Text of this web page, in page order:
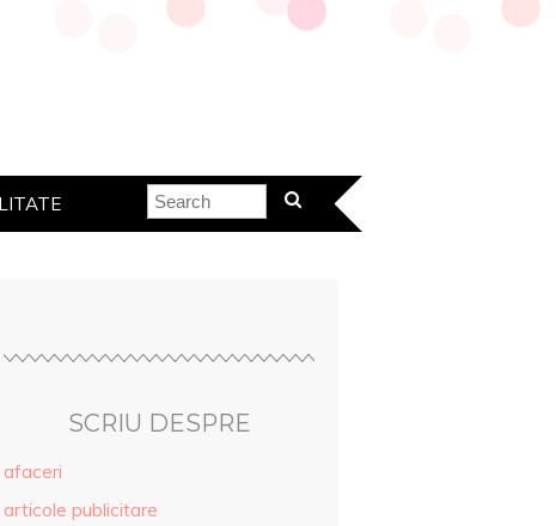
SCRIU DESPRE
afaceri
articole publicitare